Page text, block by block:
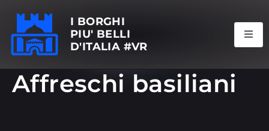
I BORGHI
PIU' BELLI
D'ITALIA #VR
Affreschi basiliani